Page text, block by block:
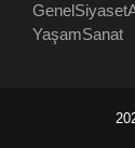
Genel Siyaset
YaşamSanat